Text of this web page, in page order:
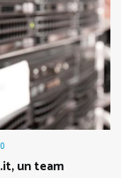
un team